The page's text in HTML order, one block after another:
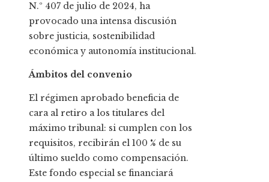
N.º 407 de julio de 2024, ha
provocado una intensa discusión
sobre justicia, sostenibilidad
económica y autonomía institucional.
Ámbitos del convenio
El régimen aprobado beneficia de
cara al retiro a los titulares del
máximo tribunal: si cumplen con los
requisitos, recibirán el 100 % de su
último sueldo como compensación.
Este fondo especial se financiará